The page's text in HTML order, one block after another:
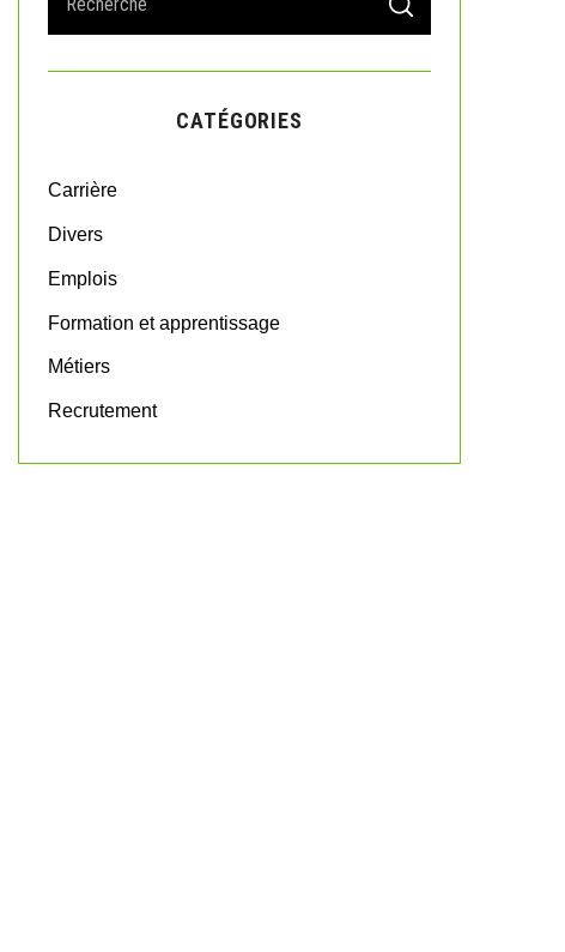
a
r
o
S
A
C
CATÉGORIES
Carrière
Divers
Emplois
Formation et apprentissage
Métiers
Recrutement